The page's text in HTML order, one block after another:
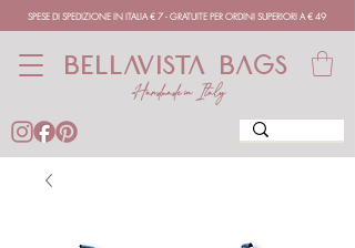
SPESE DI SPEDIZIONE IN ITALIA € 7 - GRATUITE PER ORDINI SUPERIORI A € 49
BELLAVISTA BAGS
Handmade in Italy